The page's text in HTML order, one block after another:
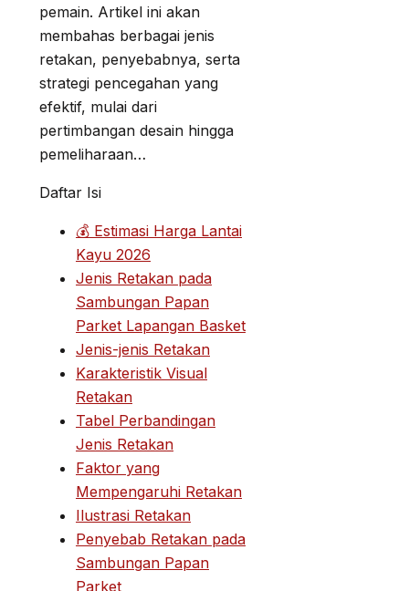
pemain. Artikel ini akan
membahas berbagai jenis
retakan, penyebabnya, serta
strategi pencegahan yang
efektif, mulai dari
pertimbangan desain hingga
pemeliharaan…
Daftar Isi
💰 Estimasi Harga Lantai
Kayu 2026
Jenis Retakan pada
Sambungan Papan
Parket Lapangan Basket
Jenis-jenis Retakan
Karakteristik Visual
Retakan
Tabel Perbandingan
Jenis Retakan
Faktor yang
Mempengaruhi Retakan
Ilustrasi Retakan
Penyebab Retakan pada
Sambungan Papan
Parket